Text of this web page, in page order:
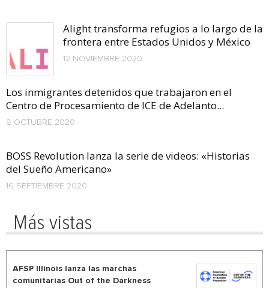
Alight transforma refugios a lo largo de la
frontera entre Estados Unidos y México
12 NOVIEMBRE 2020
Los inmigrantes detenidos que trabajaron en el
Centro de Procesamiento de ICE de Adelanto...
8 OCTUBRE 2020
BOSS Revolution lanza la serie de videos: «Historias
del Sueño Americano»
16 SEPTIEMBRE 2020
Más vistas
AFSP Illinois lanza las marchas
comunitarias Out of the Darkness